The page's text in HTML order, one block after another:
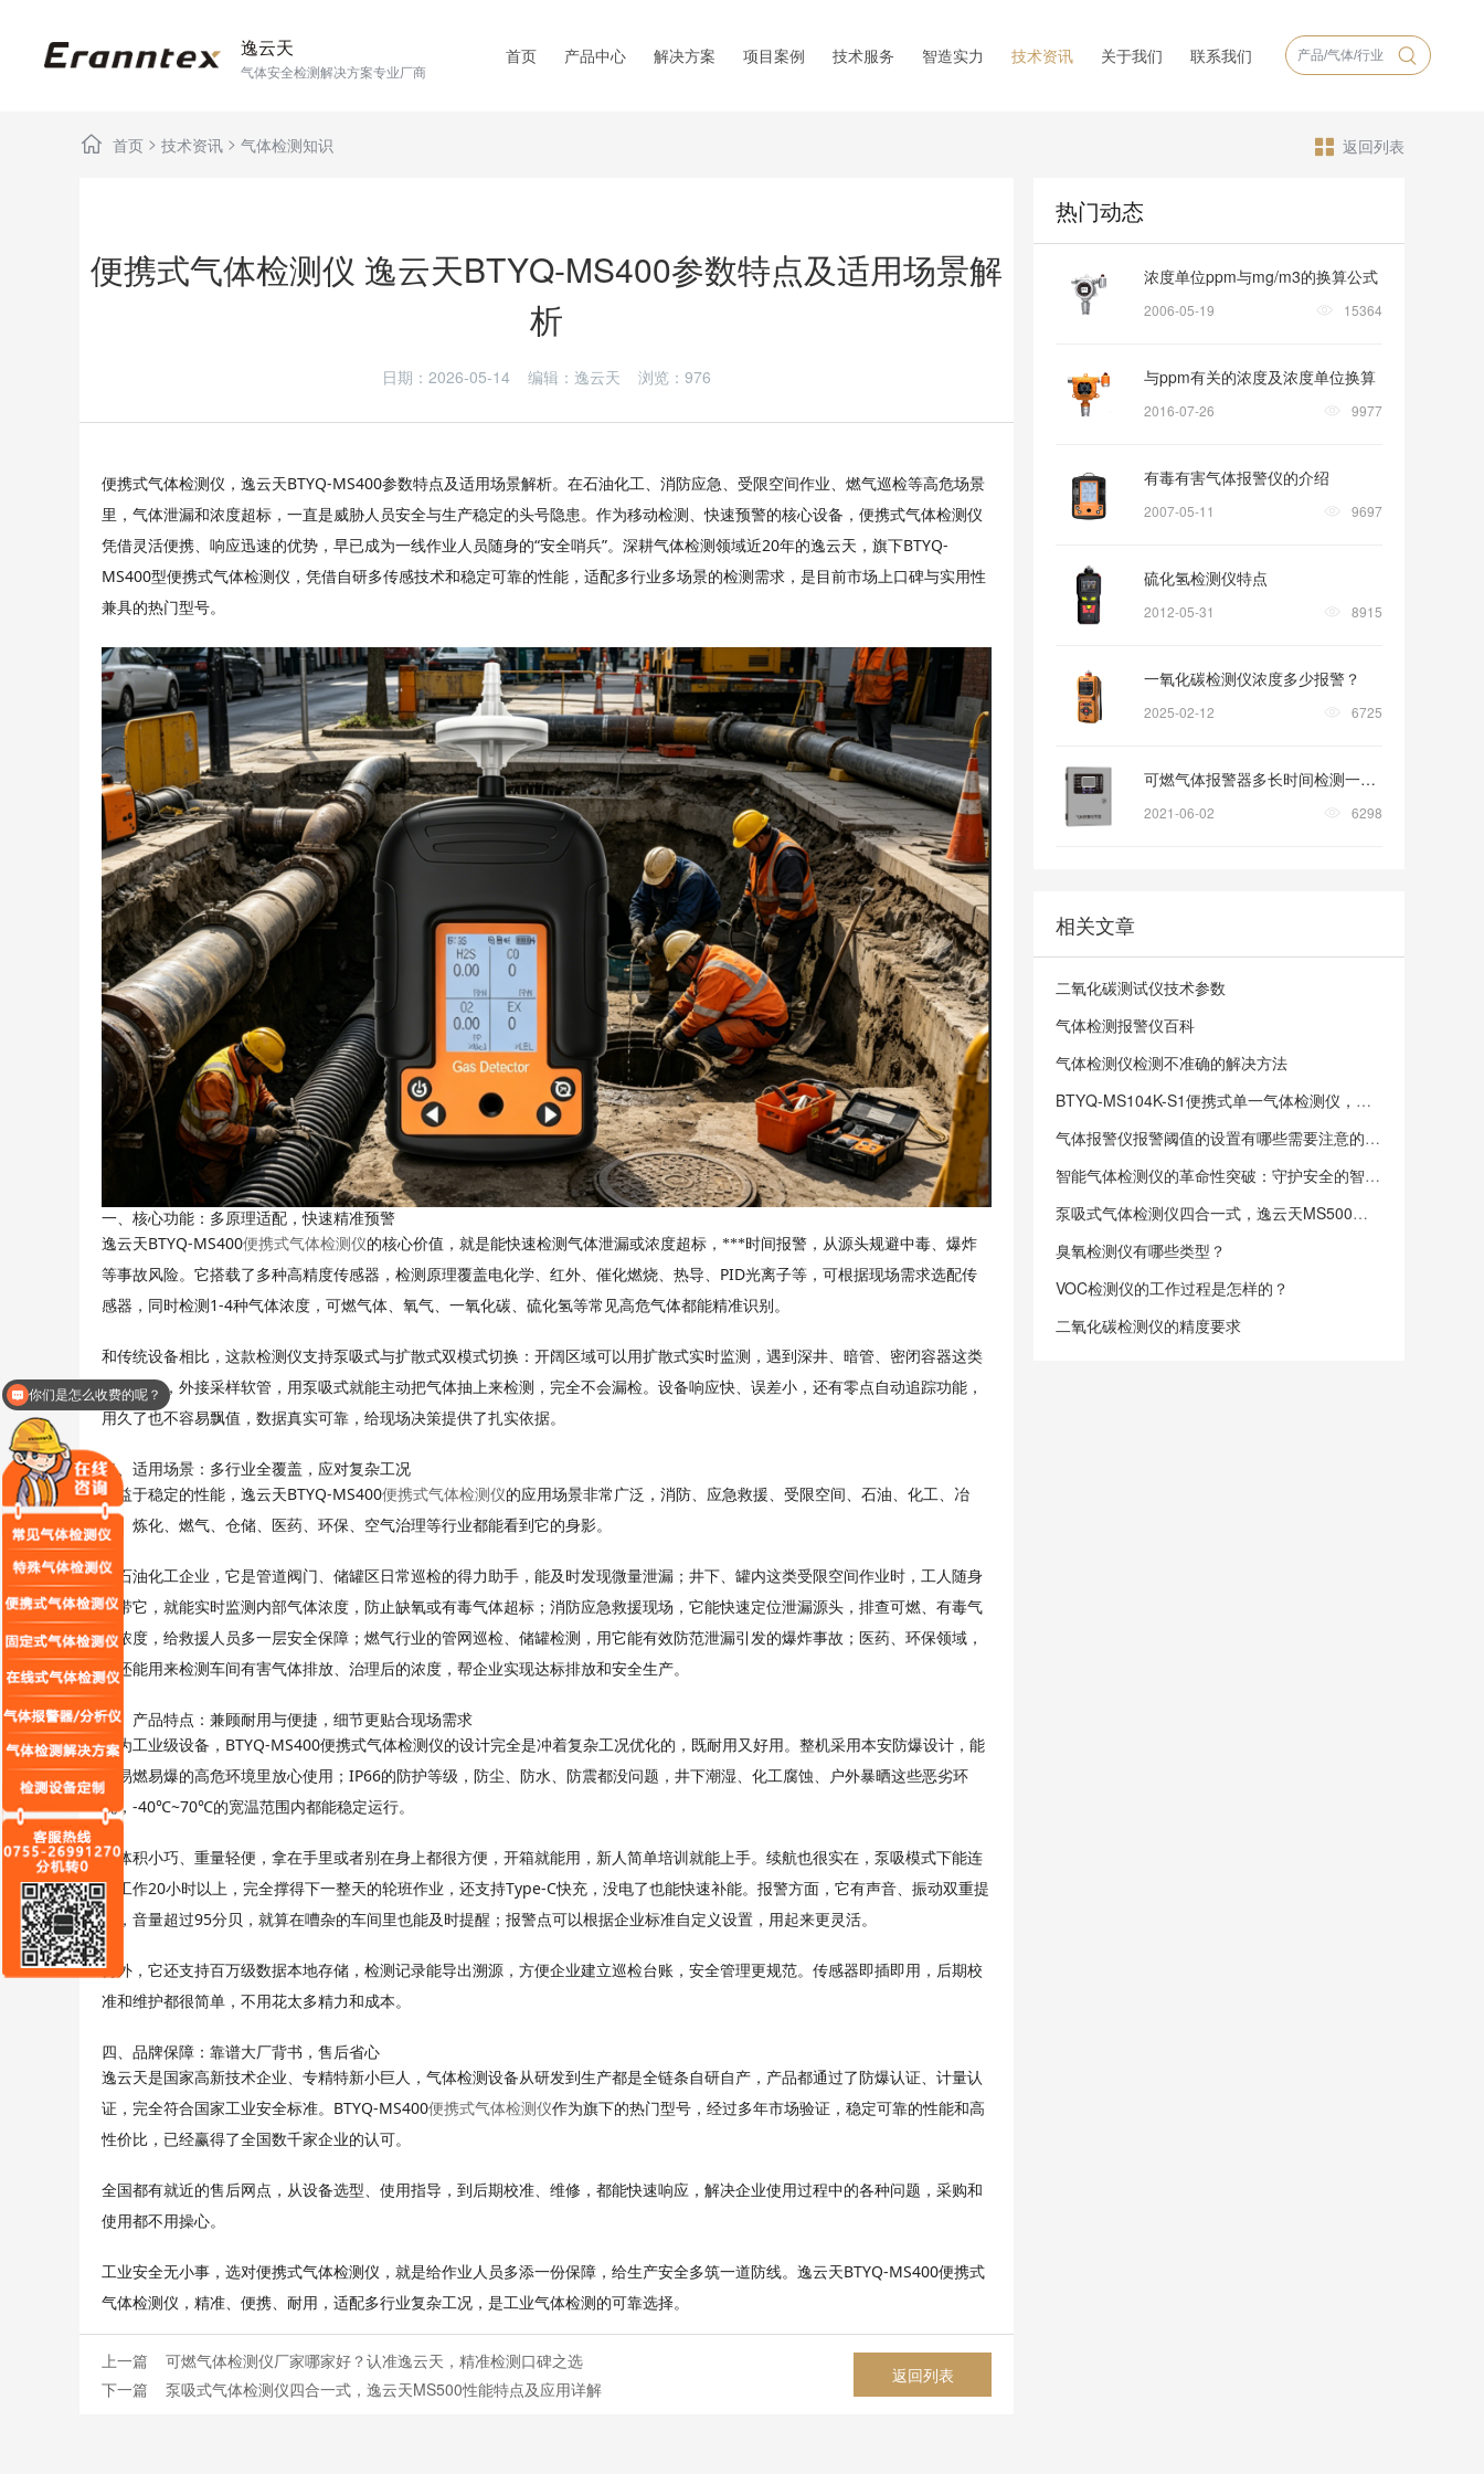
逸云天
气体安全检测解决方案专业厂商
首页 产品中心 解决方案 项目案例 技术服务 智造实力 技术资讯 关于我们 联系我们
首页 > 技术资讯 > 气体检测知识 返回列表
便携式气体检测仪 逸云天BTYQ-MS400参数特点及适用场景解
析
日期：2026-05-14 编辑：逸云天 浏览： 976
便携式气体检测仪 ， 逸云天BTYQ-MS400参数特点及适用场景解析。在石油化工、消防应急、受限空间作业、燃气巡检等高危场景
里，气体泄漏和浓度超标，一直是威胁人员安全与生产稳定的头号隐患。作为移动检测、快速预警的核心设备，便携式气体检测仪
凭借灵活便携、响应迅速的优势，早已成为一线作业人员随身的“安全哨兵”。深耕气体检测领域近20年的逸云天，旗下BTYQ-
MS400型便携式气体检测仪，凭借自研多传感技术和稳定可靠的性能，适配多行业多场景的检测需求，是目前市场上口碑与实用性
兼具的热门型号。
一、核心功能：多原理适配，快速精准预警
逸云天BTYQ-MS400便携式气体检测仪的核心价值，就是能快速检测气体泄漏或浓度超标，***时间报警，从源头规避中毒、爆炸
等事故风险。它搭载了多种高精度传感器，检测原理覆盖电化学、红外、催化燃烧、热导、 PID光离子等，可根据现场需求选配传
感器，同时检测 1-4种气体浓度，可燃气体、氧气、一氧化碳、硫化氢等常见高危气体都能精准识别。
和传统设备相比，这款检测仪支持泵吸式与扩散式双模式切换：开阔区域可以用扩散式实时监测，遇到深井、暗管、密闭容器这类
死角空间，外接采样软管，用泵吸式就能主动把气体抽上来检测，完全不会漏检。设备响应快、误差小，还有零点自动追踪功能，
用久了也不容易飘值，数据真实可靠，给现场决策提供了扎实依据。
二、适用场景：多行业全覆盖，应对复杂工况
得益于稳定的性能，逸云天BTYQ-MS400便携式气体检测仪的应用场景非常广泛，消防、应急救援、受限空间、石油、化工、冶
金、炼化、燃气、仓储、医药、环保、空气治理等行业都能看到它的身影。
在石油化工企业，它是管道阀门、储罐区日常巡检的得力助手，能及时发现微量泄漏；井下、罐内这类受限空间作业时，工人随身
携带它，就能实时监测内部气体浓度，防止缺氧或有毒气体超标；消防应急救援现场，它能快速定位泄漏源头，排查可燃、有毒气
体浓度，给救援人员多一层安全保障；燃气行业的管网巡检、储罐检测，用它能有效防范泄漏引发的爆炸事故；医药、环保领域，
它还能用来检测车间有害气体排放、治理后的浓度，帮企业实现达标排放和安全生产。
三、产品特点：兼顾耐用与便捷，细节更贴合现场需求
作为工业级设备， BTYQ-MS400便携式气体检测仪的设计完全是冲着复杂工况优化的，既耐用又好用。整机采用本安防爆设计，能
在易燃易爆的高危环境里放心使用； IP66的防护等级，防尘、防水、防震都没问题，井下潮湿、化工腐蚀、户外暴晒这些恶劣环
境， -40℃~70℃的宽温范围内都能稳定运行。
它体积小巧、重量轻便，拿在手里或者别在身上都很方便，开箱就能用，新人简单培训就能上手。续航也很实在，泵吸模式下能连
续工作20小时以上，完全撑得下一整天的轮班作业，还支持Type-C快充，没电了也能快速补能。报警方面，它有声音、振动双重提
醒，音量超过95分贝，就算在嘈杂的车间里也能及时提醒；报警点可以根据企业标准自定义设置，用起来更灵活。
另外，它还支持百万级数据本地存储，检测记录能导出溯源，方便企业建立巡检台账，安全管理更规范。传感器即插即用，后期校
准和维护都很简单，不用花太多精力和成本。
四、品牌保障：靠谱大厂背书，售后省心
逸云天是国家高新技术企业、专精特新小巨人，气体检测设备从研发到生产都是全链条自研自产，产品都通过了防爆认证、计量认
证，完全符合国家工业安全标准。 BTYQ-MS400便携式气体检测仪作为旗下的热门型号，经过多年市场验证，稳定可靠的性能和高
性价比，已经赢得了全国数千家企业的认可。
全国都有就近的售后网点，从设备选型、使用指导，到后期校准、维修，都能快速响应，解决企业使用过程中的各种问题，采购和
使用都不用操心。
工业安全无小事，选对便携式气体检测仪，就是给作业人员多添一份保障，给生产安全多筑一道防线。逸云天BTYQ-MS400便携式
气体检测仪，精准、便携、耐用，适配多行业复杂工况，是工业气体检测的可靠选择。
返回列表
上一篇 可燃气体检测仪厂家哪家好？认准逸云天，精准检测口碑之选
下一篇 泵吸式气体检测仪四合一式，逸云天MS500性能特点及应用详解
热门动态
浓度单位ppm与mg/m3的换算公式
2006-05-19 15364
与ppm有关的浓度及浓度单位换算
2016-07-26 9977
有毒有害气体报警仪的介绍
2007-05-11 9697
硫化氢检测仪特点
2012-05-31 8915
一氧化碳检测仪浓度多少报警？
2025-02-12 6725
可燃气体报警器多长时间检测一次?
2021-06-02 6298
相关文章
二氧化碳测试仪技术参数
气体检测报警仪百科
气体检测仪检测不准确的解决方法
BTYQ-MS104K-S1便携式单一气体检测仪，低功耗防爆守护多行业安全生产
气体报警仪报警阈值的设置有哪些需要注意的要点？
智能气体检测仪的革命性突破：守护安全的智能先锋
泵吸式气体检测仪四合一式，逸云天MS500性能特点及应用详解
臭氧检测仪有哪些类型？
VOC检测仪的工作过程是怎样的？
二氧化碳检测仪的精度要求
你们是怎么收费的呢？